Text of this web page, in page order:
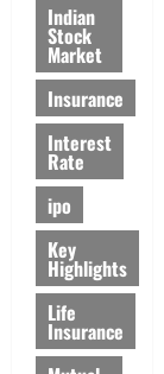
Indian
Stock
Market
Insurance
Interest
Rate
ipo
Key
Highlights
Life
Insurance